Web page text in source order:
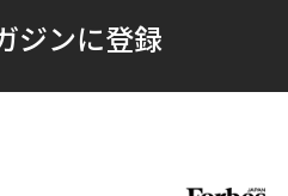
ジンに登録